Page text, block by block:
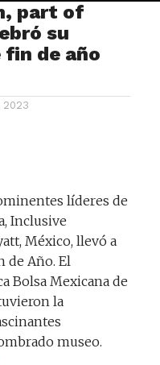
part of
su
de año
2023
líderes de
Inclusive
México, llevó a
de Año. El
Bolsa Mexicana de
la
museo.